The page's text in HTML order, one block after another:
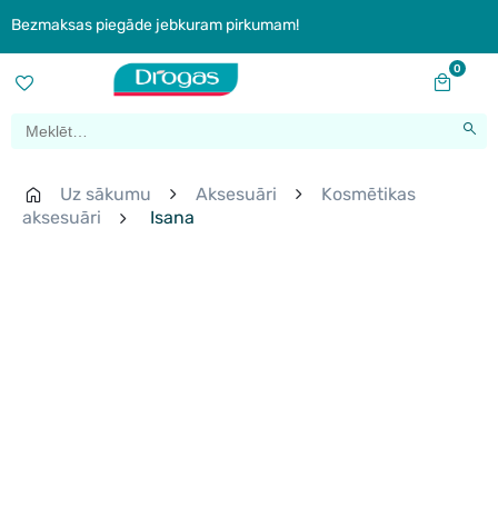
Bezmaksas piegāde jebkuram pirkumam!
0
Uz sākumu Aksesuāri
Kosmētikas
aksesuāri
Isana